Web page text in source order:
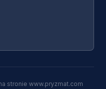
stronie www.pryzmat.com